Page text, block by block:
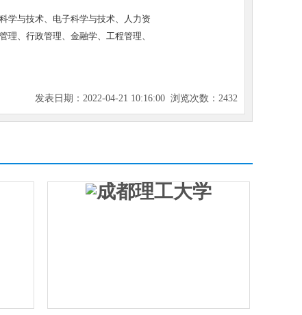
学与技术、电子科学与技术、人力资
理、行政管理、金融学、工程管理、
发表日期：2022-04-21 10:16:00 浏览次数： 2432